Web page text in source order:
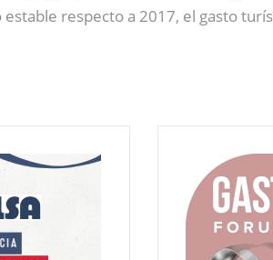
respecto a 2017, el gasto